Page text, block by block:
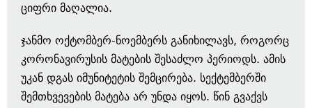
ციფრი მაღალია.
ჯანმო ოქტომბერ-ნოემბერს განიხილავს, როგორც
კორონავირუსის მატების შესაძლო პერიოდს. ამის
უკან დგას იმუნიტეტის შემცირება. სექტემბერში
შემთხვევების მატება არ უნდა იყოს. წინ გვაქვს